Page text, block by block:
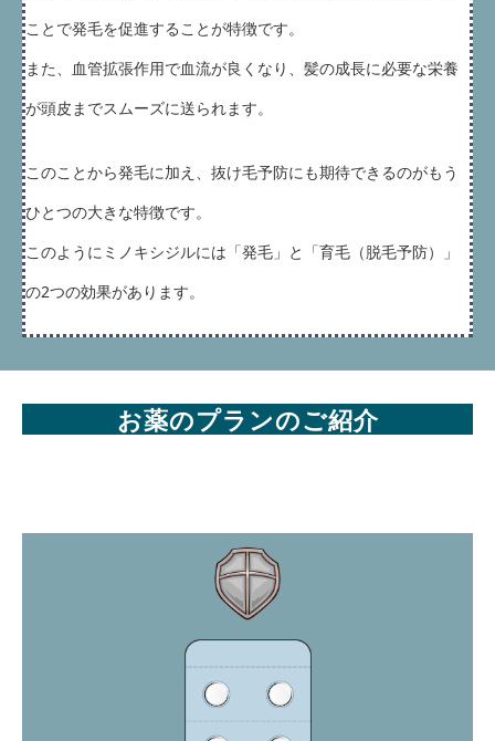
ことで発毛を促進することが特徴です。
また、血管拡張作用で血流が良くなり、髪の成長に必要な栄養
が頭皮までスムーズに送られます。
このことから発毛に加え、抜け毛予防にも期待できるのがもう
ひとつの大きな特徴です。
このようにミノキシジルには「発毛」と「育毛（脱毛予防）」
の2つの効果があります。
お薬のプランのご紹介